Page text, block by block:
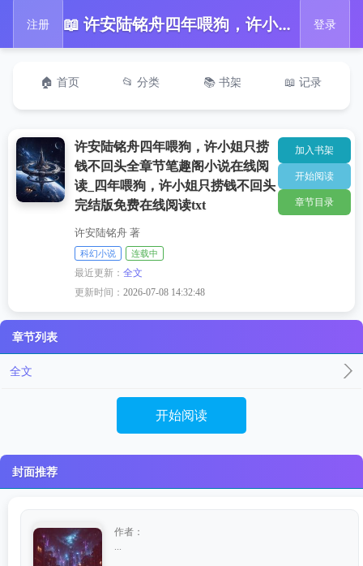
注册 📖 许安陆铭舟四年喂狗，许小姐只捞钱不回头全章节笔趣阁小说在线阅读_四年喂狗，许小姐只捞钱不回头完结版免费在线阅读txt 登录
🏠 首页 📂 分类 📚 书架 📖 记录
许安陆铭舟四年喂狗，许小姐只捞
钱不回头全章节笔趣阁小说在线阅
读_四年喂狗，许小姐只捞钱不回头
完结版免费在线阅读txt
许安陆铭舟 著
科幻小说 连载中
最近更新：全文
更新时间：2026-07-08 14:32:48
加入书架
开始阅读
章节目录
章节列表
全文
开始阅读
封面推荐
作者：